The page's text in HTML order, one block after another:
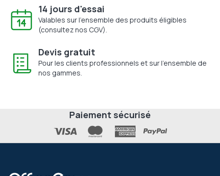
14 jours d'essai
Valables sur l'ensemble des produits éligibles
(consultez nos CGV).
Devis gratuit
Pour les clients professionnels et sur l'ensemble de
nos gammes.
Paiement sécurisé